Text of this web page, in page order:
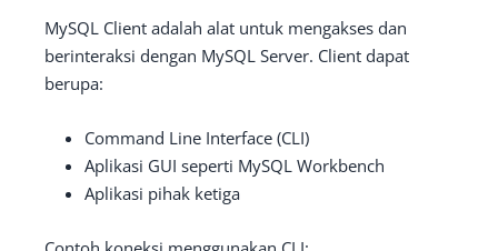
MySQL Client adalah alat untuk mengakses dan
berinteraksi dengan MySQL Server. Client dapat
berupa:
Command Line Interface (CLI)
Aplikasi GUI seperti MySQL Workbench
Aplikasi pihak ketiga